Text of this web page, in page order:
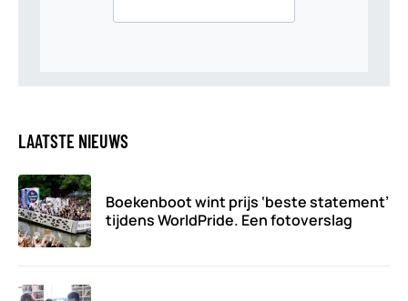
LAATSTE NIEUWS
Boekenboot wint prijs ‘beste statement’
tijdens WorldPride. Een fotoverslag